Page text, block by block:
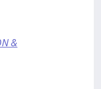
&